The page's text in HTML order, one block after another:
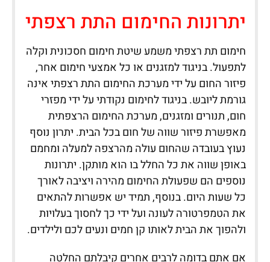
יתרונות החימום התת רצפתי
חימום תת רצפתי משמע שיטת חימום חסכונית וקלה
לתפעול. בניגוד למזגנים או כל אמצעי חימום אחר,
פיזור החום על ידי מערכת החימום התת רצפתי אינה
גורמת ליובש. בניגוד לחימום נקודתי על ידי מפזרי
חום, תנורים ומזגנים, מערכת החימום הרצפתית
מאפשרת פיזור שווה של חום בכל הבית. יתרון נוסף
נעוץ בעובדה שהחום עולה מהרצפה למעלה ומחמם
באופן שווה את כל החלל בו הוא מותקן. יתרונות
נוספים הם שפעולת החימום מהירה ויציבה לאורך
כל שעות היום. בנוסף, תמיד יש אפשרות להתאים
את הטמפרטורה לעונה ועל ידי כך לחסוך בעלויות
ולהפוך את הבית לאותו קן חמים ונעים לכם ולילדים.
אם אתם בדומה לרבים אחרים קיבלתם החלטה